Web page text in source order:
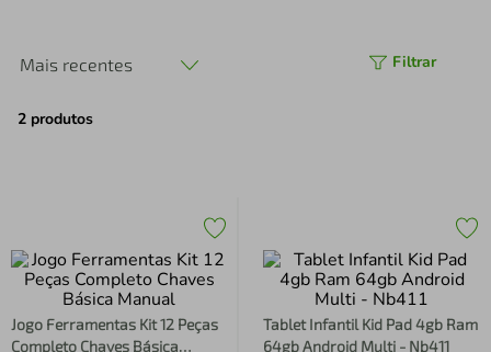
Mais recentes Filtrar
2 produtos
Jogo Ferramentas Kit 12 Peças
Completo Chaves Básica
Tablet Infantil Kid Pad 4gb Ram
64gb Android Multi - Nb411
perfume
4º air fryer